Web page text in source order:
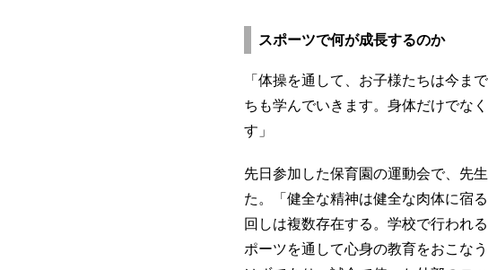
スポーツで何が成長するのか
「体操を通して、お子様たちは今ま
ちも学んでいきます。身体だけでな
す」
先日参加した保育園の運動会で、先
た。「健全な精神は健全な肉体に宿
回しは複数存在する。学校で行われ
ポーツを通して心身の教育をおこな